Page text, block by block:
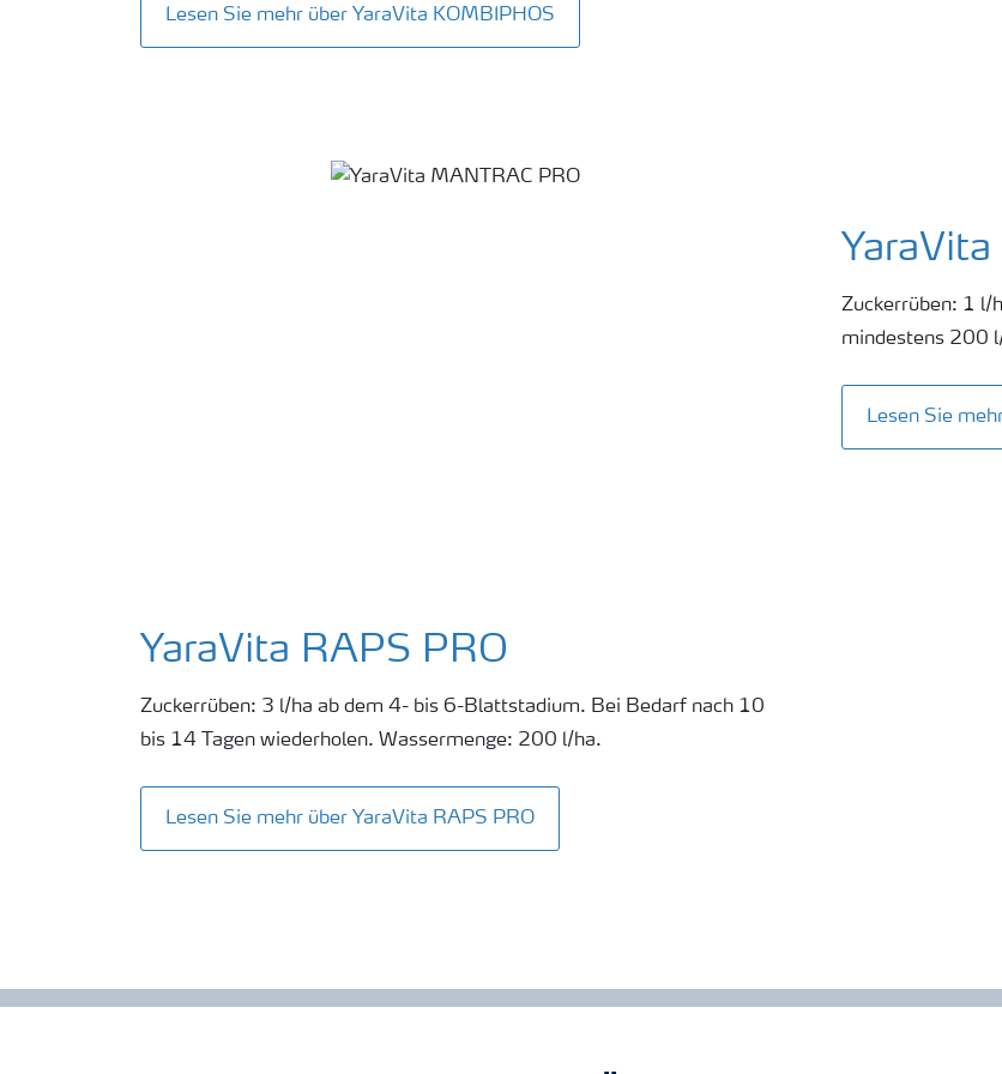
Lesen Sie mehr über YaraVita KOMBIPHOS
Zuckerrüben: 1 l/
mindestens 200
Lesen Sie
YaraVita RAPS PRO
Zuckerrüben: 3 l/ha ab dem 4- bis 6-Blattstadium. Bei Bedarf nach 10
bis 14 Tagen wiederholen. Wassermenge: 200 l/ha.
Lesen Sie mehr über YaraVita RAPS PRO